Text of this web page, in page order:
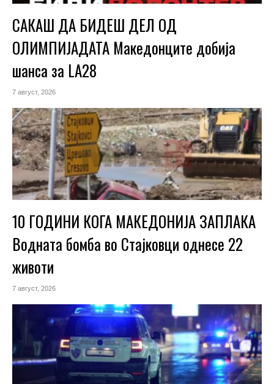
САКАШ ДА БИДЕШ ДЕЛ ОД
ОЛИМПИЈАДАТА Македонците добија
шанса за LA28
7 август, 2026
10 ГОДИНИ КОГА МАКЕДОНИЈА ЗАПЛАКА
Водната бомба во Стајковци однесе 22
животи
7 август, 2026